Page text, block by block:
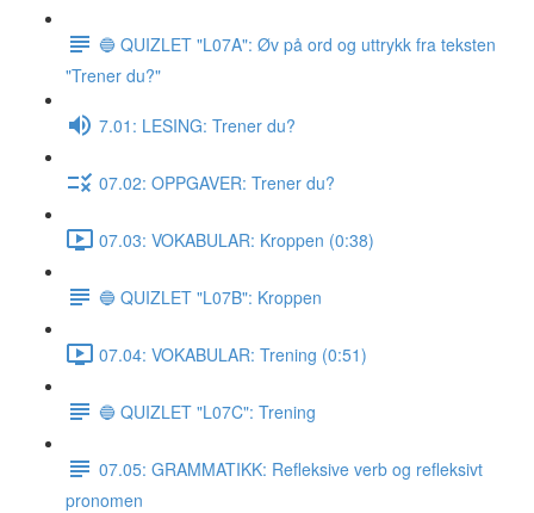
🔵 QUIZLET "L07A": Øv på ord og uttrykk fra teksten
"Trener du?"
7.01: LESING: Trener du?
07.02: OPPGAVER: Trener du?
07.03: VOKABULAR: Kroppen (0:38)
🔵 QUIZLET "L07B": Kroppen
07.04: VOKABULAR: Trening (0:51)
🔵 QUIZLET "L07C": Trening
07.05: GRAMMATIKK: Refleksive verb og refleksivt
pronomen